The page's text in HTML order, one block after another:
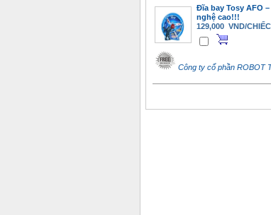
Đĩa bay Tosy AFO
nghệ cao!!!
129,000 VND/CHIẾC
Công ty cổ phần ROBOT